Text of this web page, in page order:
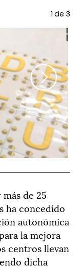
1 de 3
Next
de 25
ha concedido
autonómica
la mejora
centros llevan
dicha